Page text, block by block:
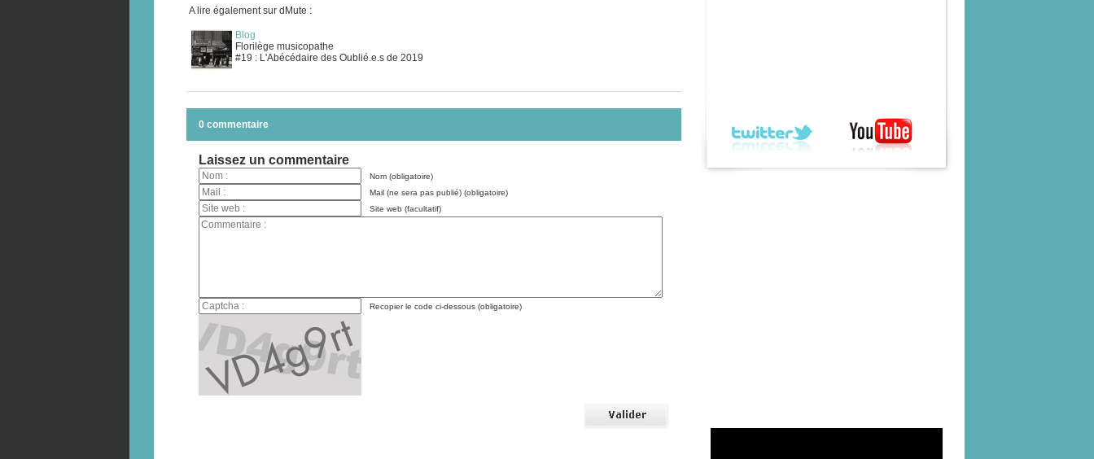
A lire également sur dMute :
Blog
Florilège musicopathe
#19 : L'Abécédaire des Oublié.e.s de 2019
0 commentaire
Laissez un commentaire
Nom (obligatoire)
Mail (ne sera pas publié) (obligatoire)
Site web (facultatif)
Recopier le code ci-dessous (obligatoire)